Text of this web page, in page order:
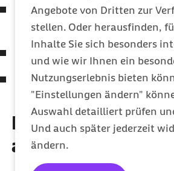
Angebote von Dritten zur
stellen. Oder herausfinden,
Inhalte Sie sich besonders
und wie wir Ihnen ein
Nutzungserlebnis bieten
"Einstellungen ändern"
Auswahl detailliert prüfen
Und auch später jederzeit
ändern.
Tropische Riesenzecken auch
Vormarsch
Macht roher Kuchenteig
Diese Artikel
auch interessieren